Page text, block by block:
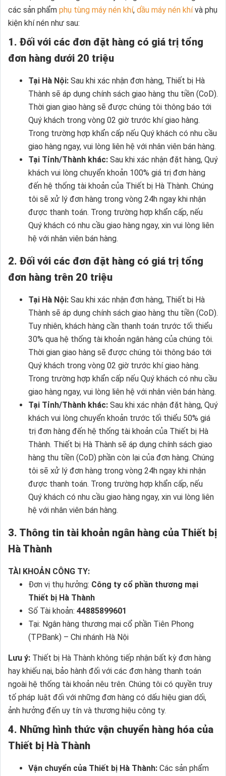
các sản phẩm phụ tùng máy nén khí, dầu máy nén khívà phụ
kiện khí nén như sau:
1. Đối với các đơn đặt hàng có giá trị tổng
đơn hàng dưới 20 triệu
Tại Hà Nội: Sau khi xác nhận đơn hàng, Thiết bị Hà
Thành sẽ áp dụng chính sách giao hàng thu tiền (CoD).
Thời gian giao hàng sẽ được chúng tôi thông báo tới
Quý khách trong vòng 02 giờ trước khí giao hàng.
Trong trường hợp khẩn cấp nếu Quý khách có nhu cầu
giao hàng ngay, vui lòng liên hệ với nhân viên bán hàng.
Tại Tỉnh/Thành khác: Sau khi xác nhận đặt hàng, Quý
khách vui lòng chuyển khoản 100% giá trị đơn hàng
đến hệ thống tài khoản của Thiết bị Hà Thành. Chúng
tôi sẽ xử lý đơn hàng trong vòng 24h ngay khi nhận
được thanh toán. Trong trường hợp khẩn cấp, nếu
Quý khách có nhu cầu giao hàng ngay, xin vui lòng liên
hệ với nhân viên bán hàng.
2. Đối với các đơn đặt hàng có giá trị tổng
đơn hàng trên 20 triệu
Tại Hà Nội: Sau khi xác nhận đơn hàng, Thiết bị Hà
Thành sẽ áp dụng chính sách giao hàng thu tiền (CoD).
Tuy nhiên, khách hàng cần thanh toán trước tối thiểu
30% qua hệ thống tài khoản ngân hàng của chúng tôi.
Thời gian giao hàng sẽ được chúng tôi thông báo tới
Quý khách trong vòng 02 giờ trước khí giao hàng.
Trong trường hợp khẩn cấp nếu Quý khách có nhu cầu
giao hàng ngay, vui lòng liên hệ với nhân viên bán hàng.
Tại Tỉnh/Thành khác: Sau khi xác nhận đặt hàng, Quý
khách vui lòng chuyển khoản trước tối thiểu 50% giá
trị đơn hàng đến hệ thống tài khoản của Thiết bị Hà
Thành. Thiết bị Hà Thành sẽ áp dụng chính sách giao
hàng thu tiền (CoD) phần còn lại của đơn hàng. Chúng
tôi sẽ xử lý đơn hàng trong vòng 24h ngay khi nhận
được thanh toán. Trong trường hợp khẩn cấp, nếu
Quý khách có nhu cầu giao hàng ngay, xin vui lòng liên
hệ với nhân viên bán hàng.
3. Thông tin tài khoản ngân hàng của Thiết bị
Hà Thành
TÀI KHOẢN CÔNG TY:
Đơn vị thụ hưởng: Công ty cổ phần thương mại
Thiết bị Hà Thành
Số Tài khoản: 44885899601
Tại: Ngân hàng thương mại cổ phần Tiên Phong
(TPBank) – Chi nhánh Hà Nội
Lưu ý: Thiết bị Hà Thành không tiếp nhận bất kỳ đơn hàng
hay khiếu nại, bảo hành đối với các đơn hàng thanh toán
ngoài hệ thống tài khoản nêu trên. Chúng tôi có quyền truy
tố pháp luật đối với những đơn hàng có dấu hiệu gian dối,
ảnh hưởng đến uy tín và thương hiệu công ty.
4. Những hình thức vận chuyển hàng hóa của
Thiết bị Hà Thành
Vận chuyển của Thiết bị Hà Thành: Các sản phẩm